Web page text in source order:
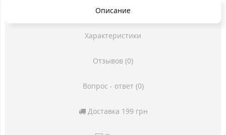
Описание
Характеристики
Отзывов (0)
Вопрос - ответ (0)
Доставка 199 грн